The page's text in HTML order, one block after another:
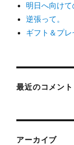
明日へ向け
逆張って。
ギフト＆プレ
最近のコメント
アーカイブ